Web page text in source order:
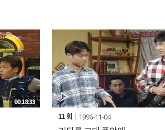
00:18:33
11 회 1996-11-04